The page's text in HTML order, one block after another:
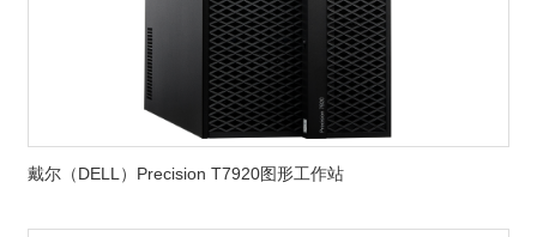
戴尔（DELL）Precision T7920图形工作站